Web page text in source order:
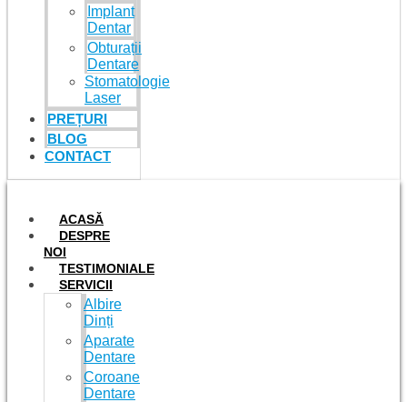
Implant
Dentar
Obturații
Dentare
Stomatologie
Laser
PREȚURI
BLOG
CONTACT
ACASĂ
DESPRE
NOI
TESTIMONIALE
SERVICII
Albire
Dinți
Aparate
Dentare
Coroane
Dentare